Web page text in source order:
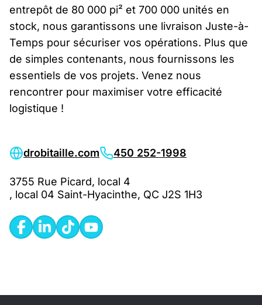
entrepôt de 80 000 pi² et 700 000 unités en
stock, nous garantissons une livraison Juste-à-
Temps pour sécuriser vos opérations. Plus que
de simples contenants, nous fournissons les
essentiels de vos projets. Venez nous
rencontrer pour maximiser votre efficacité
logistique !
drobitaille.com 450 252-1998
3755 Rue Picard, local 4
, local 04 Saint-Hyacinthe, QC J2S 1H3